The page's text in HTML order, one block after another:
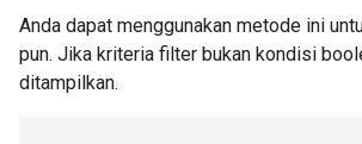
Anda dapat menggunakan metode ini
pun. Jika kriteria filter bukan kondisi
ditampilkan.